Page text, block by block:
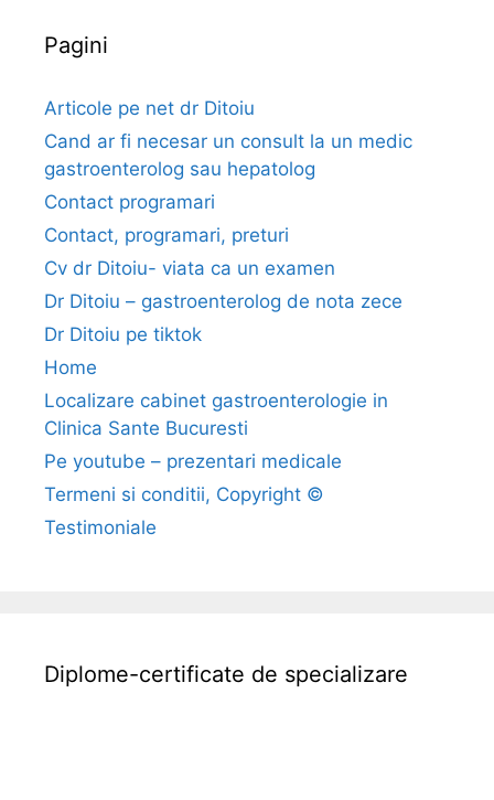
s
t
i
s
u
p
e
o
a
r
a
m
Pagini
Articole pe net dr Ditoiu
Cand ar fi necesar un consult la un medic
gastroenterolog sau hepatolog
Contact programari
Contact, programari, preturi
Cv dr Ditoiu- viata ca un examen
Dr Ditoiu – gastroenterolog de nota zece
Dr Ditoiu pe tiktok
Home
Localizare cabinet gastroenterologie in
Clinica Sante Bucuresti
Pe youtube – prezentari medicale
Termeni si conditii, Copyright ©
Testimoniale
Diplome-certificate de specializare